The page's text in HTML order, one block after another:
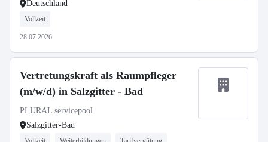
Deutschland
Vollzeit
28.07.2026
Vertretungskraft als Raumpfleger
(m/w/d) in Salzgitter - Bad
PLURAL servicepool
Salzgitter-Bad